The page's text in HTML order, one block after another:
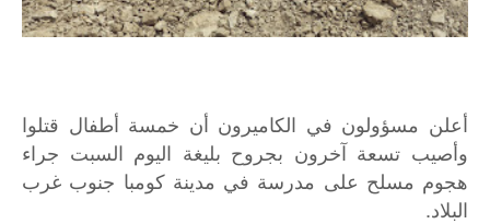
أعلن مسؤولون في الكاميرون أن خمسة أطفال قتلوا
وأصيب تسعة آخرون بجروح بليغة اليوم السبت جراء
هجوم مسلح على مدرسة في مدينة كومبا جنوب غرب
البلاد.